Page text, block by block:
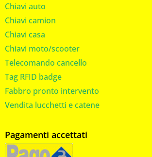
Chiavi auto
Chiavi camion
Chiavi casa
Chiavi moto/scooter
Telecomando cancello
Tag RFID badge
Fabbro pronto intervento
Vendita lucchetti e catene
Pagamenti accettati